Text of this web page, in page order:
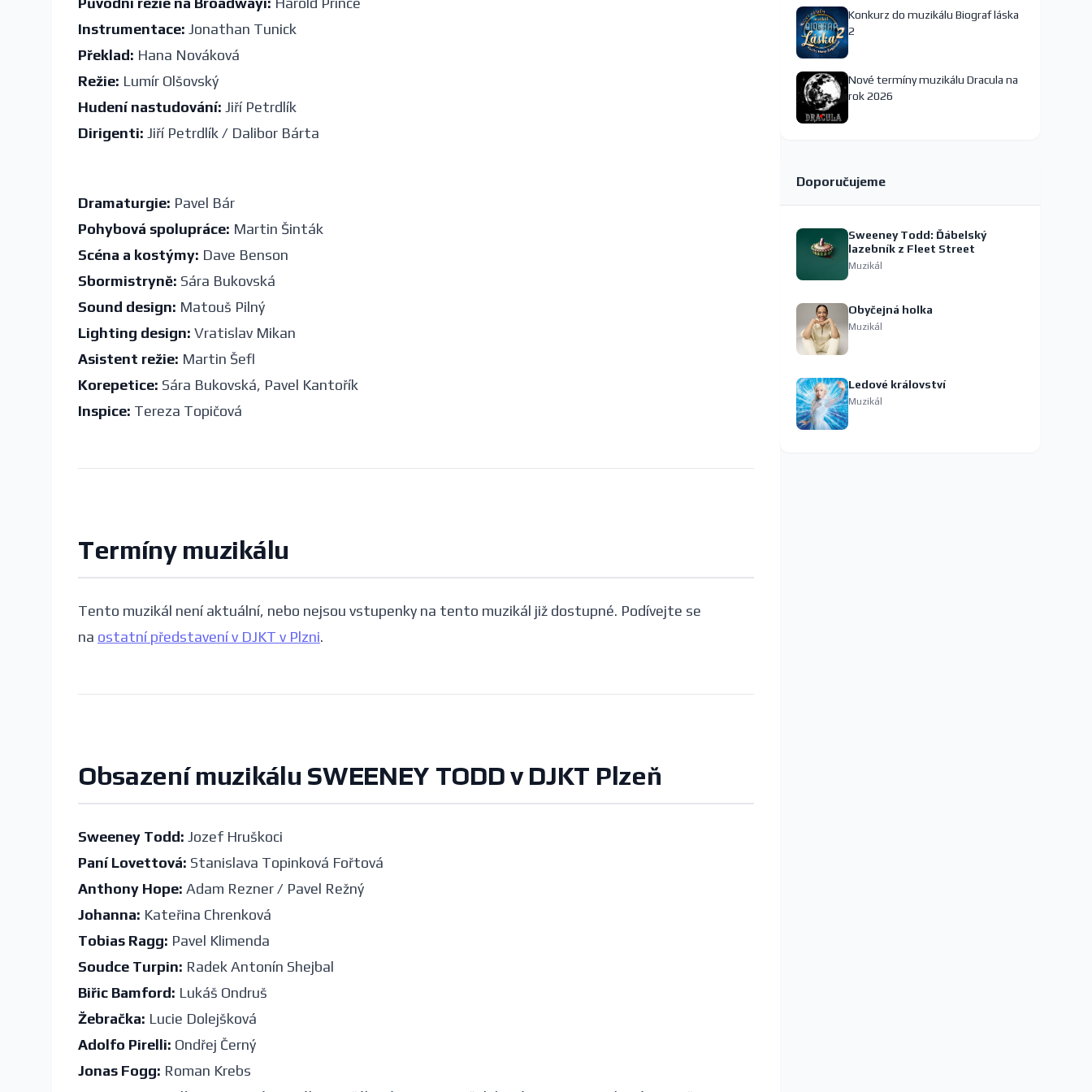
Instrumentace: Jonathan Tunick
Překlad: Hana Nováková
Režie: Lumír Olšovský
Hudení nastudování: Jiří Petrdlík
Dirigenti: Jiří Petrdlík / Dalibor Bárta
Dramaturgie: Pavel Bár
Pohybová spolupráce: Martin Šinták
Scéna a kostýmy: Dave Benson
Sbormistryně: Sára Bukovská
Sound design: Matouš Pilný
Lighting design: Vratislav Mikan
Asistent režie: Martin Šefl
Korepetice: Sára Bukovská, Pavel Kantořík
Inspice: Tereza Topičová
Termíny muzikálu
Tento muzikál není aktuální, nebo nejsou vstupenky na tento muzikál již dostupné. Podívejte se
na ostatní představení v DJKT v Plzni.
Obsazenímuzikálu SWEENEY TODD v DJKT Plzeň
Sweeney Todd: Jozef Hruškoci
Paní Lovettová: Stanislava Topinková Fořtová
Anthony Hope: Adam Rezner / Pavel Režný
Johanna: Kateřina Chrenková
Tobias Ragg: Pavel Klimenda
Soudce Turpin: Radek Antonín Shejbal
Biřic Bamford: Lukáš Ondruš
Žebračka: Lucie Dolejšková
Adolfo Pirelli: Ondřej Černý
Jonas Fogg: Roman Krebs
Konkurz do muzikálu Biograf láska
2
Nové termíny muzikálu Dracula na
rok 2026
Doporučujeme
Sweeney Todd: Ďábelský
lazebník z Fleet Street
Muzikál
Obyčejná holka
Muzikál
Ledové království
Muzikál